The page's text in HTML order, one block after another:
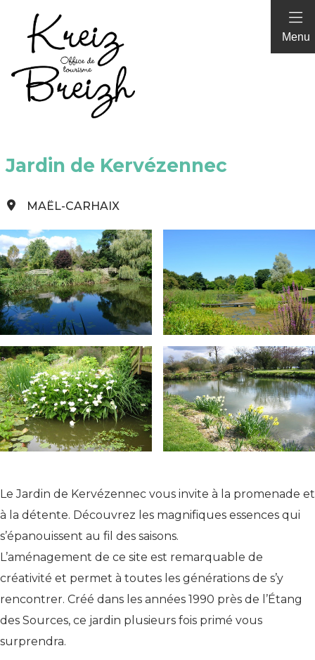
Panneau de gestion des cookies
Menu
Jardin de Kervézennec
MAËL-CARHAIX
Le Jardin de Kervézennec vous invite à la promenade et
à la détente. Découvrez les magnifiques essences qui
s’épanouissent au fil des saisons.
L’aménagement de ce site est remarquable de
créativité et permet à toutes les générations de s’y
rencontrer. Créé dans les années 1990 près de l’Étang
des Sources, ce jardin plusieurs fois primé vous
surprendra.